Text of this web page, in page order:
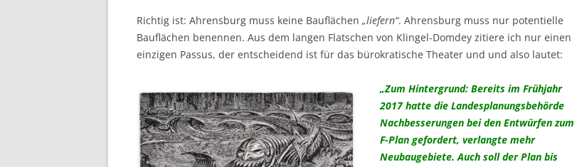
Richtig ist: Ahrensburg muss keine Bauflächen „liefern“. Ahrensburg muss nur potentielle
Bauflächen benennen. Aus dem langen Flatschen von Klingel-Domdey zitiere ich nur einen
einzigen Passus, der entscheidend ist für das bürokratische Theater und und also lautet:
„Zum Hintergrund: Bereits im Frühjahr
2017 hatte die Landesplanungsbehörde
Nachbesserungen bei den Entwürfen zum
F-Plan gefordert, verlangte mehr
Neubaugebiete. Auch soll der Plan bis